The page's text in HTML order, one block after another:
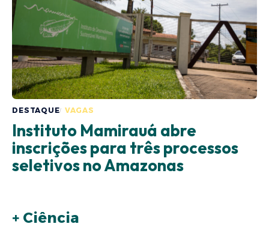
DESTAQUE VAGAS
Instituto Mamirauá abre
inscrições para três processos
seletivos no Amazonas
+ Ciência